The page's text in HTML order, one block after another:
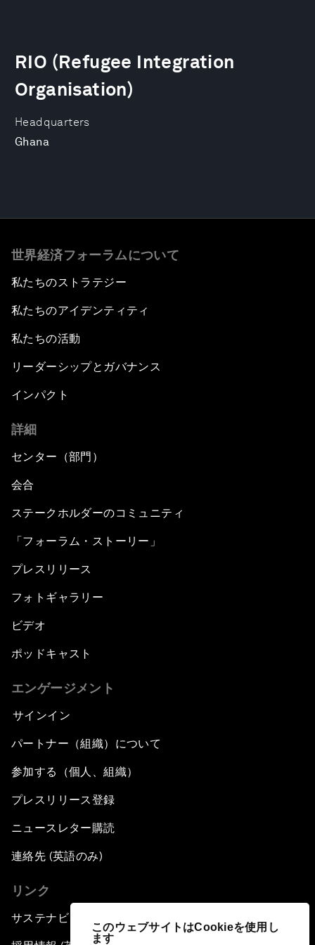
このウェブサイトはCookieを使用し
ます
Headquarters
Ghana
RIO (Refugee Integration
Organisation)
世界経済フォーラムについて
私たちのストラテジー
私たちのアイデンティティ
私たちの活動
リーダーシップとガバナンス
インパクト
詳細
センター（部門）
会合
ステークホルダーのコミュニティ
「フォーラム・ストーリー」
プレスリリース
フォトギャラリー
ビデオ
ポッドキャスト
エンゲージメント
サインイン
パートナー（組織）について
参加する（個人、組織）
プレスリリース登録
ニュースレター購読
連絡先 (英語のみ)
リンク
サステナビリティへの取り組み